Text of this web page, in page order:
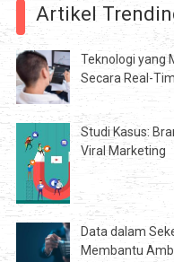
Artikel
Teknologi yang
Secara Real-
Studi Kasus:
Viral Marketing
Data dalam
Membantu